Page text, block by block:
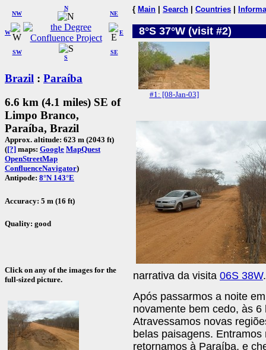
W
NW
N
NE
SW
S
SE
E
Brazil : Paraíba
6.6 km (4.1 miles) SE of
Limpo Branco,
Paraíba, Brazil
Approx. altitude: 623 m (2043 ft)
([?] maps: Google MapQuest
OpenStreetMap
ConfluenceNavigator)
Antipode: 8°N 143°E
Accuracy: 5 m (16 ft)
Quality: good
Click on any of the images for the
full-sized picture.
{ Main Search Countries
8°S 37°W (visit #2)
#1: [08-Jan-03]
narrativa da visita 06S 38W.
Após passarmos a noite
novamente bem cedo, às
Atravessamos novas
belas paisagens.
retornamos à Paraíba, e